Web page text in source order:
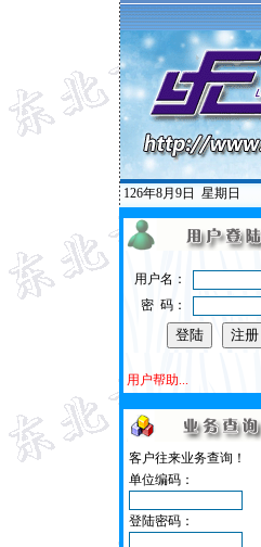
126年8月9日 星期日
用户名：
密 码：
用户帮助...
客户往来业务查询！
单位编码：
登陆密码：